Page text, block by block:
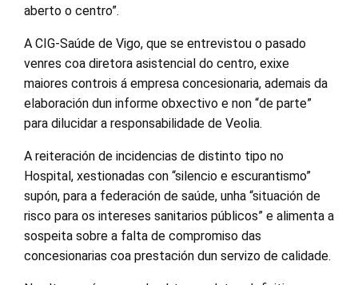
aberto o centro”.
A CIG-Saúde de Vigo, que se entrevistou o pasado
venres coa diretora asistencial do centro, exixe
maiores controis á empresa concesionaria, ademais da
elaboración dun informe obxectivo e non “de parte”
para dilucidar a responsabilidade de Veolia.
A reiteración de incidencias de distinto tipo no
Hospital, xestionadas con “silencio e escurantismo”
supón, para a federación de saúde, unha “situación de
risco para os intereses sanitarios públicos” e alimenta a
sospeita sobre a falta de compromiso das
concesionarias coa prestación dun servizo de calidade.